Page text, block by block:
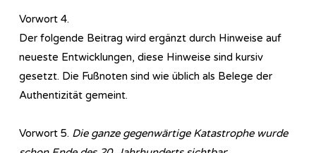
Vorwort 4.
Der folgende Beitrag wird ergänzt durch Hinweise auf
neueste Entwicklungen, diese Hinweise sind kursiv
gesetzt. Die Fußnoten sind wie üblich als Belege der
Authentizität gemeint.
Vorwort 5. Die ganze gegenwärtige Katastrophe wurde